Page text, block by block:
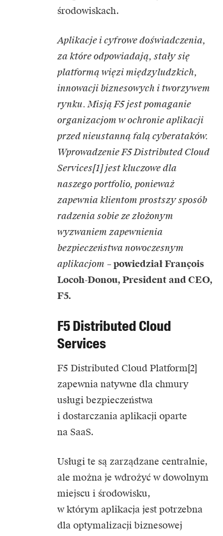
środowiskach.
Aplikacje i cyfrowe doświadczenia,
za które odpowiadają, stały się
platformą więzi międzyludzkich,
innowacji biznesowych i tworzywem
rynku. Misją F5 jest pomaganie
organizacjom w ochronie aplikacji
przed nieustanną falą cyberataków.
Wprowadzenie F5 Distributed Cloud
Services[1] jest kluczowe dla
naszego portfolio, ponieważ
zapewnia klientom prostszy sposób
radzenia sobie ze złożonym
wyzwaniem zapewnienia
bezpieczeństwa nowoczesnym
aplikacjom – powiedział François
Locoh-Donou, President and CEO,
F5.
F5 Distributed Cloud
Services
F5 Distributed Cloud Platform[2]
zapewnia natywne dla chmury
usługi bezpieczeństwa
i dostarczania aplikacji oparte
na SaaS.
Usługi te są zarządzane centralnie,
ale można je wdrożyć w dowolnym
miejscu i środowisku,
w którym aplikacja jest potrzebna
dla optymalizacji biznesowej